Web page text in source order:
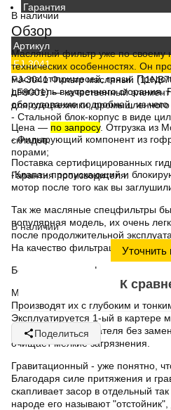
В наличии
Артикул
FJ-3041
FJ-3041 Фильтр масляный
LF9001)— качественный элемент
для спецтехники,
Цена — по запросу. Отгрузка из
складов.
Поставка сертифицированных
Гарантия производителя.
В наличии
Уточнить
К
Поделиться
Гарантия
Обзор
Масляный фильтруже по своему
технических особенностях. Он
маслаот примесей, грязи.
двигатель внутреннего
оборудованиеподробней, из чего
- Стальной блок-корпус в виде
- Фильтрующий компонент из
порами;
-Клапан пропускающий и
мотор после того как вы
Так же масляные спецфильтры
популярная модель, их очень
после продолжительной
На качество фильтрацииэто
Более важную информацию несет
Механический
один из
Производят их с глубоким и
Эксплуатируется 1-ый в картере
цикла работы двигателя без
очищает мелкие загрязнения.
Гравитационный - уже понятно,
Благодаря силе притяжения и
скапливает засор в отдельный
народе его называют